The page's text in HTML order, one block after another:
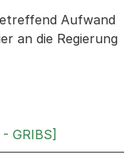
Aufwand
an die Regierung
GRIBS]